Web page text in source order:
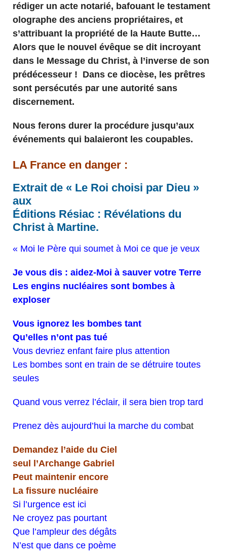
rédiger un acte notarié, bafouant le testament
olographe des anciens propriétaires, et
s’attribuant la propriété de la Haute Butte…
Alors que le nouvel évêque se dit incroyant
dans le Message du Christ, à l’inverse de son
prédécesseur ! Dans ce diocèse, les prêtres
sont persécutés par une autorité sans
discernement.
Nous ferons durer la procédure jusqu’aux
événements qui balaieront les coupables.
LA France en danger :
Extrait de « Le Roi choisi par Dieu »
aux
Éditions Résiac : Révélations du
Christ à Martine.
« Moi le Père qui soumet à Moi ce que je veux
Je vous dis : aidez-Moi à sauver votre Terre
Les engins nucléaires sont bombes à
exploser
Vous ignorez les bombes tant
Qu’elles n’ont pas tué
Vous devriez enfant faire plus attention
Les bombes sont en train de se détruire toutes
seules
Quand vous verrez l’éclair, il sera bien trop tard
Prenez dès aujourd’hui la marche du combat
Demandez l’aide du Ciel
seul l’Archange Gabriel
Peut maintenir encore
La fissure nucléaire
Si l’urgence est ici
Ne croyez pas pourtant
Que l’ampleur des dégâts
N’est que dans ce poème